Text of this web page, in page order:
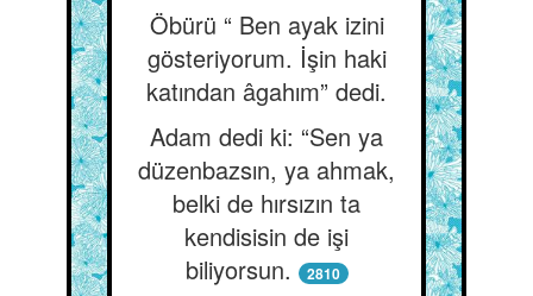
Öbürü “ Ben ayak izini
gösteriyorum. İşin haki
katından âgahım” dedi.
Adam dedi ki: “Sen ya
düzenbazsın, ya ahmak,
belki de hırsızın ta
kendisisin de işi
biliyorsun.
2810